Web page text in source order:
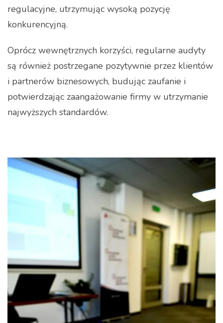
regulacyjne, utrzymując wysoką pozycję
konkurencyjną.
Oprócz wewnętrznych korzyści, regularne audyty
są również postrzegane pozytywnie przez klientów
i partnerów biznesowych, budując zaufanie i
potwierdzając zaangażowanie firmy w utrzymanie
najwyższych standardów.